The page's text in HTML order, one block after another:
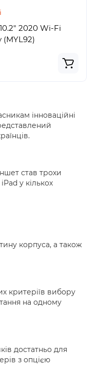
2020 Wi-Fi
(MYL92)
інноваційні
став трохи
у кількох
корпуса, а також
критеріїв вибору
на одному
достатньо для
з опцією